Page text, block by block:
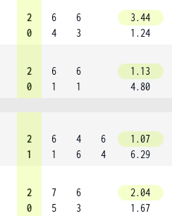
2
0
6
4
6
3
3.44
1.24
2
0
6
1
6
1
1.13
4.80
2
1
6
1
4
6
6
4
1.07
6.29
2
0
7
5
6
3
2.04
1.67